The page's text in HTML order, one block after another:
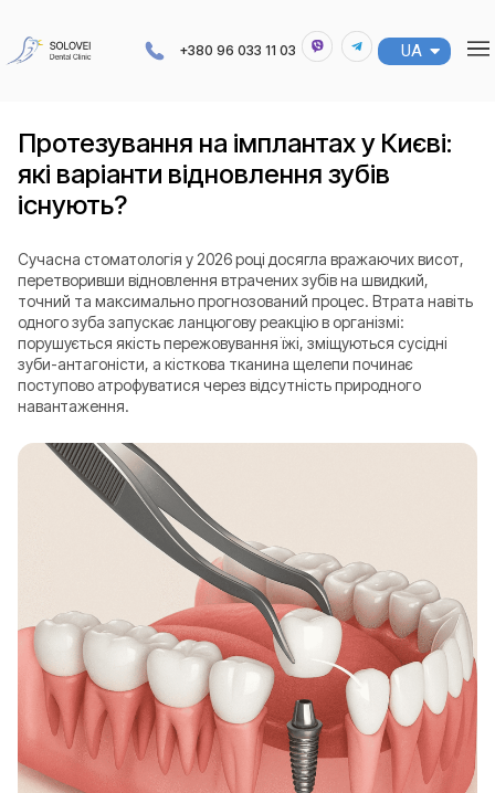
+380 96 033 11 03 UA
RU
Протезування на імплантах у Києві:
які варіанти відновлення зубів
існують?
Сучасна стоматологія у 2026 році досягла вражаючих висот,
перетворивши відновлення втрачених зубів на швидкий,
точний та максимально прогнозований процес. Втрата навіть
одного зуба запускає ланцюгову реакцію в організмі:
порушується якість пережовування їжі, зміщуються сусідні
зуби-антагоністи, а кісткова тканина щелепи починає
поступово атрофуватися через відсутність природного
навантаження.